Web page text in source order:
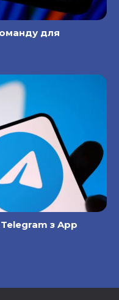
для
з App